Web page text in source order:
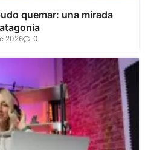
quemar: una mirada
2026 0